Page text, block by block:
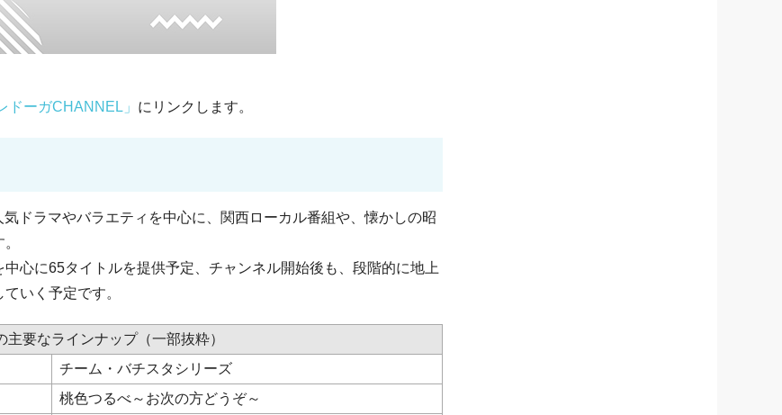
ドーガCHANNEL」 にリンクします。
ドラマやバラエティを中心に、関西ローカル番組や、懐かしの昭
心に65タイトルを提供予定、チャンネル開始後も、段階的に地上
いく予定です。
要なラインナップ（一部抜粋）
チーム・バチスタシリーズ
桃色つるべ～お次の方どうぞ～